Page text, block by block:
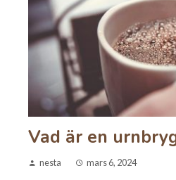
Vad är en
nesta mars 6, 2024